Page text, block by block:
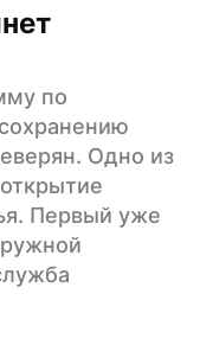
по
Одно из
Первый уже